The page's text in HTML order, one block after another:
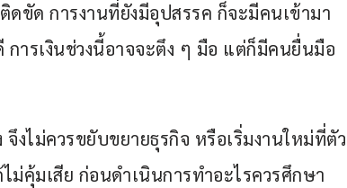
ขัด การงานที่ยังมีอุปสรรค ก็จะมีคนเข้ามา
ารเงินช่วงนี้อาจจะตึง ๆ มือ แต่ก็มีคนยื่นมือ
งไม่ควรขยับขยายธุรกิจ หรือเริ่มงานใหม่ที่ตัว
ม่คุ้มเสีย ก่อนดำเนินการทำอะไรควรศึกษา